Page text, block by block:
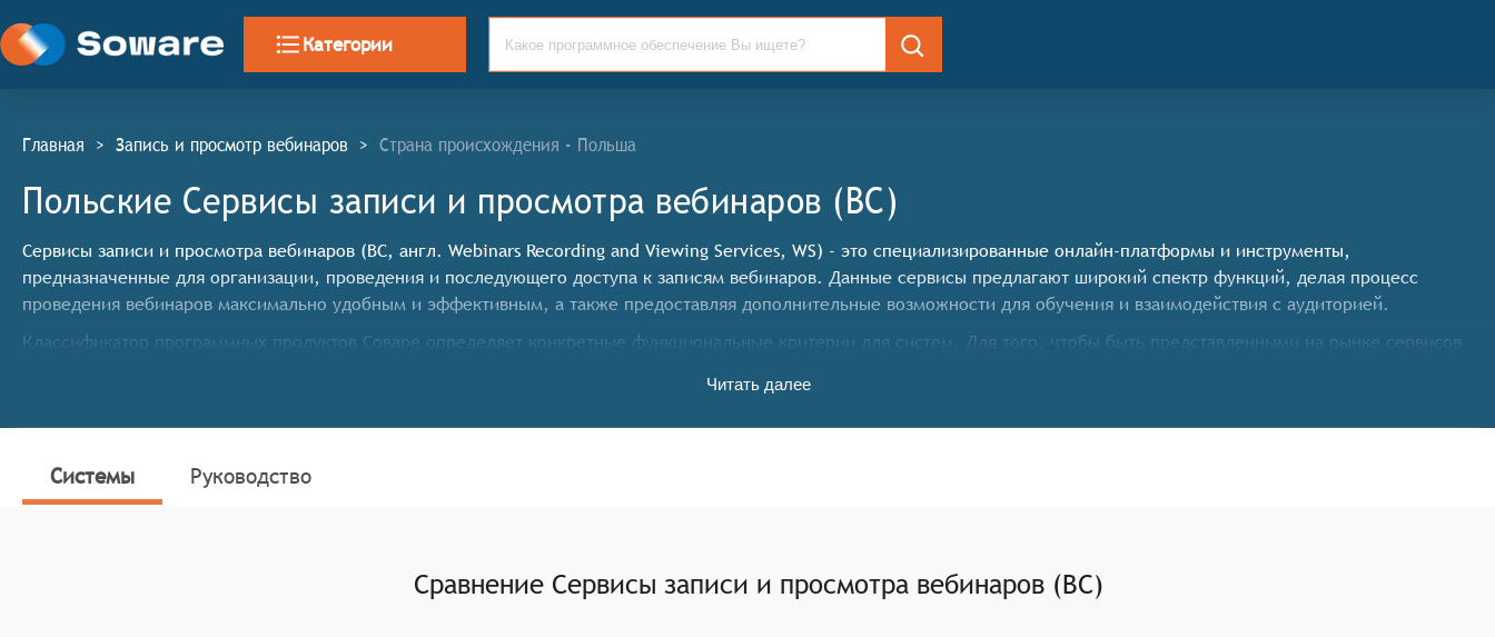
Категории
Главная > Запись и просмотр вебинаров > Страна происхождения - Польша
Польские Сервисы записи и просмотра вебинаров (ВС)
Сервисы записи и просмотра вебинаров (ВС, англ. Webinars Recording and Viewing Services, WS) - это специализированные онлайн-платформы и инструменты,
предназначенные для организации, проведения и последующего доступа к записям вебинаров. Данные сервисы предлагают широкий спектр функций, делая процесс
проведения вебинаров максимально удобным и эффективным, а также предоставляя дополнительные возможности для обучения и взаимодействия с аудиторией.
Классификатор программных продуктов Соваре определяет конкретные функциональные критерии для систем. Для того, чтобы быть представленными на рынке сервисов
Многоформатный просмотр с поддержкой воспроизведения записанного материала на различных устройствах, адаптивным битрейтом и возможностью выбора качества
Инструменты редактирования записей с возможностью обрезки материала, создания глав, добавления аннотаций и выделения важных фрагментов для последующего
Читать далее
Системы Руководство
Сравнение Сервисы записи и просмотра вебинаров (ВС)